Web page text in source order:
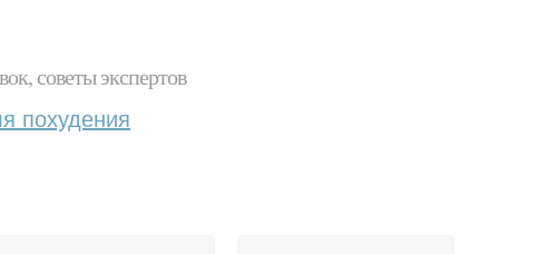
советы экспертов
похудения